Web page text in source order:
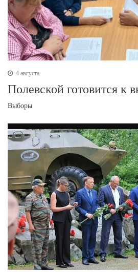
4 августа
Полевской готовится к
Выборы